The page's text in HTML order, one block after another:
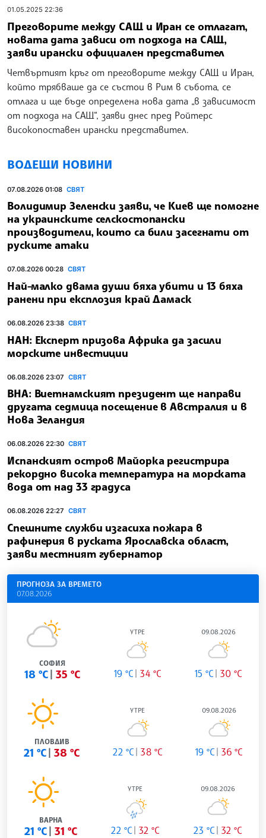
01.05.2025 22:36
Преговорите между САЩ и Иран се отлагат,
новата дата зависи от подхода на САЩ,
заяви ирански официален представител
Четвъртият кръг от преговорите между САЩ и Иран,
който трябваше да се състои в Рим в събота, се
отлага и ще бъде определена нова дата „в зависимост
от подхода на САЩ“, заяви днес пред Ройтерс
високопоставен ирански представител.
ВОДЕЩИ НОВИНИ
07.08.2026 01:08 СВЯТ
Волидимир Зеленски заяви, че Киев ще помогне
на украинските селскостопански
производители, които са били засегнати от
руските атаки
07.08.2026 00:28 СВЯТ
Най-малко двама души бяха убити и 13 бяха
ранени при експлозия край Дамаск
06.08.2026 23:38 СВЯТ
НАН: Експерт призова Африка да засили
морските инвестиции
06.08.2026 23:07 СВЯТ
ВНА: Виетнамският президент ще направи
другата седмица посещение в Австралия и в
Нова Зеландия
06.08.2026 22:30 СВЯТ
Испанският остров Майорка регистрира
рекордно висока температура на морската
вода от над 33 градуса
06.08.2026 22:27 СВЯТ
Спешните служби изгасиха пожара в
рафинерия в руската Ярославска област,
заяви местният губернатор
ПРОГНОЗА ЗА ВРЕМЕТО
07.08.2026
СОФИЯ
18 °C 35 °C
УТРЕ
19 °C 34 °C
09.08.2026
15 °C 30 °C
ПЛОВДИВ
21 °C 38 °C
УТРЕ
22 °C 38 °C
09.08.2026
19 °C 36 °C
ВАРНА
21 °C 31 °C
УТРЕ
22 °C 32 °C
09.08.2026
23 °C 32 °C